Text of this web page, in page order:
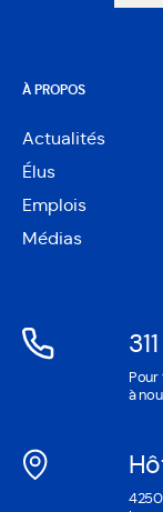
À PROPOS
Actualités
Élus
Emplois
Médias
311
Pour
à